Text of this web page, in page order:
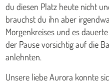
du diesen Platz heute nicht
brauchst du ihn aber
Morgenkreises und es
der Pause vorsichtig auf die
anlehnten.
Unsere liebe Aurora konnte